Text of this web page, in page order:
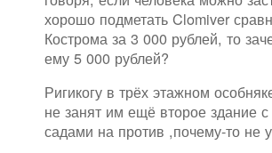
хорошо подметать Clomiver
Кострома за 3 000 рублей, то
ему 5 000 рублей?
Ригикогу в трёх этажном
не занят им ещё второе здание
садами на против ,почему-то не